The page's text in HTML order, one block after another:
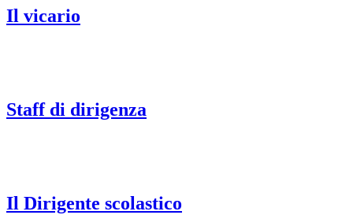
Il vicario
Staff di dirigenza
Il Dirigente scolastico